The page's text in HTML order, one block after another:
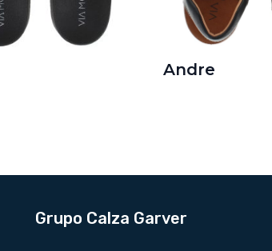
Andre
Grupo Calza Garver